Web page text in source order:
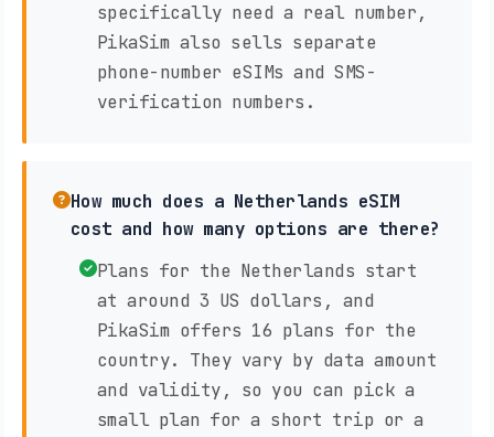
specifically need a real number,
PikaSim also sells separate
phone-number eSIMs and SMS-
verification numbers.
How much does a Netherlands eSIM
cost and how many options are there?
Plans for the Netherlands start
at around 3 US dollars, and
PikaSim offers 16 plans for the
country. They vary by data amount
and validity, so you can pick a
small plan for a short trip or a